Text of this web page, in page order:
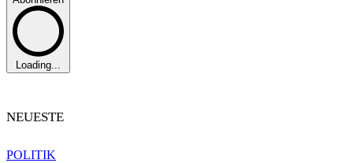
Loading...
NEUESTE
POLITIK